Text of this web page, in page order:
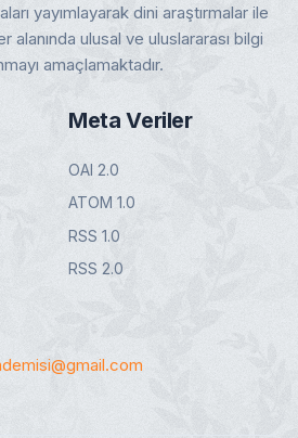
yayımlayarak dini araştırmalar ile
ulusal ve uluslararası bilgi
amaçlamaktadır.
Meta Veriler
OAI 2.0
ATOM 1.0
RSS 1.0
RSS 2.0